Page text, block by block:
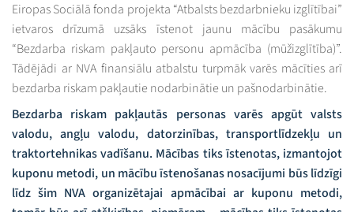
Eiropas Sociālā fonda projekta “Atbalsts bezdarbnieku izglītībai”
ietvaros drīzumā uzsāks īstenot jaunu mācību pasākumu
“Bezdarba riskam pakļauto personu apmācība (mūžizglītība)”.
Tādējādi ar NVA finansiālu atbalstu turpmāk varēs mācīties arī
bezdarba riskam pakļautie nodarbinātie un pašnodarbinātie.
Bezdarba riskam pakļautās personas varēs apgūt valsts
valodu, angļu valodu, datorzinības, transportlīdzekļu un
traktortehnikas vadīšanu. Mācības tiks īstenotas, izmantojot
kuponu metodi, un mācību īstenošanas nosacījumi būs līdzīgi
līdz šim NVA organizētajai apmācībai ar kuponu metodi,